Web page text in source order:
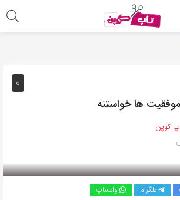
0
ها خواستنه
کوپن
تلگرام واتساپ